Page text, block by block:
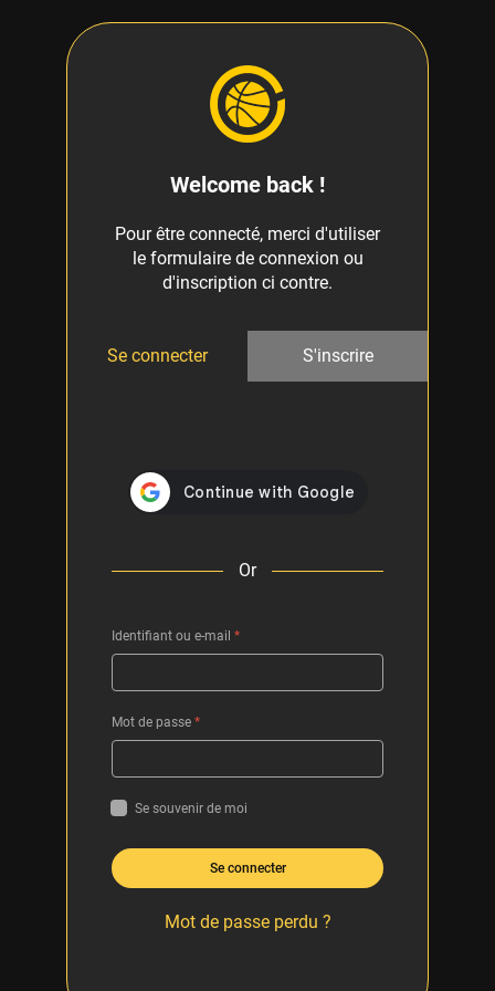
Welcome back !
Pour être connecté, merci d'utiliser
le formulaire de connexion ou
d'inscription ci contre.
Se connecter S'inscrire
Or
Identifiant ou e-mail *
Mot de passe *
Se souvenir de moi
Se connecter
Mot de passe perdu ?